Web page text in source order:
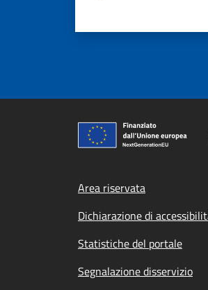
Footer menu
Area riservata
Dichiarazione di
Statistiche del portale
Segnalazione disservizio